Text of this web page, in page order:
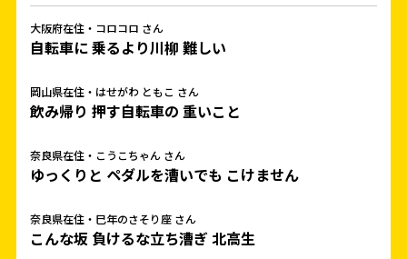
大阪府在住・コロコロ さん
自転車に 乗るより川柳 難しい
岡山県在住・はせがわ ともこ さん
飲み帰り 押す自転車の 重いこと
奈良県在住・こうこちゃん さん
ゆっくりと ペダルを漕いでも こけません
奈良県在住・巳年のさそり座 さん
こんな坂 負けるな立ち漕ぎ 北高生